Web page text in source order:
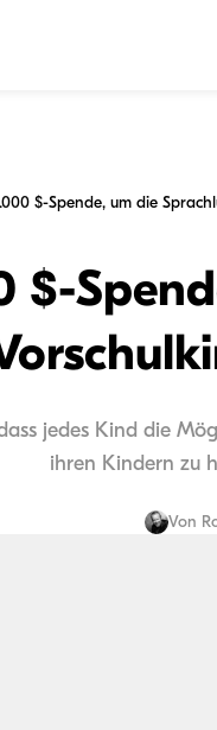
$-
jedes Kind die
ihren Kindern zu
Von